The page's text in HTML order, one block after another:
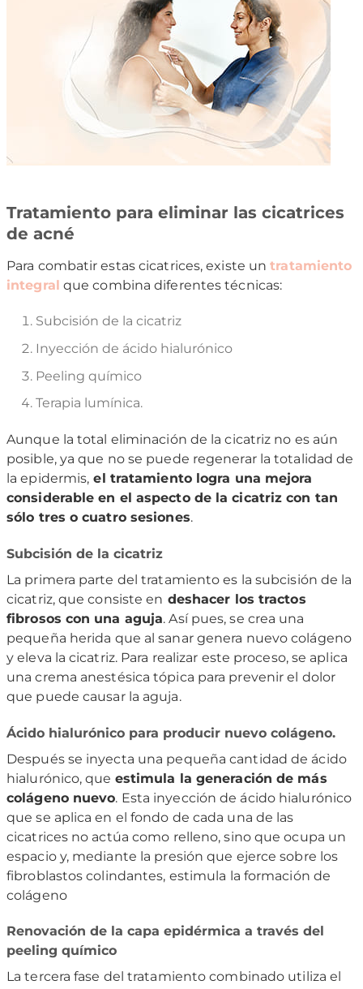
Tratamiento para eliminar las cicatrices
de acné
Para combatir estas cicatrices, existe untratamiento
integral que combina diferentes técnicas:
Subcisión de la cicatriz
Inyección de ácido hialurónico
Peeling químico
Terapia lumínica.
Aunque la total eliminación de la cicatriz no es aún
posible, ya que no se puede regenerar la totalidad de
la epidermis, el tratamiento logra una mejora
considerable en el aspecto de la cicatriz con tan
sólo tres o cuatro sesiones.
Subcisión de la cicatriz
La primera parte del tratamiento es la subcisión de la
cicatriz, que consiste en deshacer los tractos
fibrosos con una aguja. Así pues, se crea una
pequeña herida que al sanar genera nuevo colágeno
y eleva la cicatriz. Para realizar este proceso, se aplica
una crema anestésica tópica para prevenir el dolor
que puede causar la aguja.
Ácido hialurónico para producir nuevo colágeno.
Después se inyecta una pequeña cantidad de ácido
hialurónico, que estimula la generación de más
colágeno nuevo. Esta inyección de ácido hialurónico
que se aplica en el fondo de cada una de las
cicatrices no actúa como relleno, sino que ocupa un
espacio y, mediante la presión que ejerce sobre los
fibroblastos colindantes, estimula la formación de
colágeno
Renovación de la capa epidérmica a través del
peeling químico
La tercera fase del tratamiento combinado utiliza el